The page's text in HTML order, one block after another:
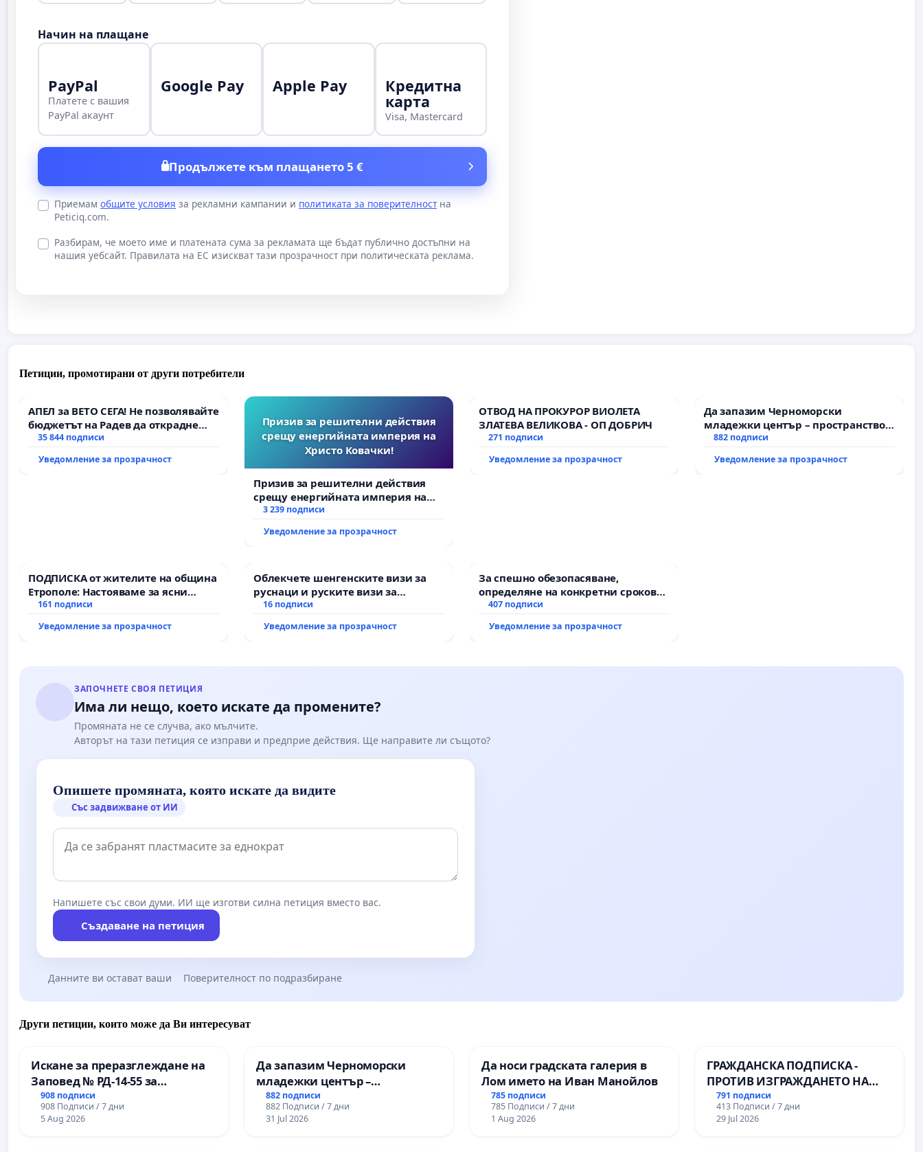
Начин на плащане
PayPal
Платете с вашия
PayPal акаунт
Google Pay Apple Pay Кредитна
карта
Visa, Mastercard
Продължете към плащането 5 €
Приемам общите условия за рекламни кампании и политиката за поверителностна
Peticiq.com.
Разбирам, че моето име и платената сума за рекламата ще бъдат публично достъпни на
нашия уебсайт. Правилата на ЕС изискват тази прозрачност при политическата реклама.
Петиции, промотирани от други потребители
АПЕЛ за ВЕТО СЕГА! Не позволявайте
бюджетът на Радев да открадне
парите и правата ни в тъмното
35 844 подписи
Уведомление за прозрачност
Призив за решителни действия
срещу енергийната империя на
Христо Ковачки!
Призив за решителни действия
срещу енергийната империя на
Христо Ковачки!
3 239 подписи
Уведомление за прозрачност
ОТВОД НА ПРОКУРОР ВИОЛЕТА
ЗЛАТЕВА ВЕЛИКОВА - ОП ДОБРИЧ
271 подписи
Уведомление за прозрачност
Да запазим Черноморски
младежки център – пространство
за младите на Варна
882 подписи
Уведомление за прозрачност
ПОДПИСКА от жителите на община
Етрополе: Настояваме за ясни
гаранции от “Елаците-МЕД” АД и от
всички екологични норми!
161 подписи
Уведомление за прозрачност
Облекчете шенгенските визи за
руснаци и руските визи за
българи
16 подписи
Уведомление за прозрачност
За спешно обезопасяване,
определяне на конкретни срокове
и извършване на цялостна
републиканския път между пътен
407 подписи
Уведомление за прозрачност
ЗАПОЧНЕТЕ СВОЯ ПЕТИЦИЯ
Има ли нещо, което искате да промените?
Промяната не се случва, ако мълчите.
Авторът на тази петиция се изправи и предприе действия. Ще направите ли същото?
Опишете промяната, която искате да видите
Със задвижване от ИИ
Напишете със свои думи. ИИ ще изготви силна петиция вместо вас.
Създаване на петиция
Данните ви остават ваши Поверителност по подразбиране
Други петиции, които може да Ви интересуват
Искане за преразглеждане на
Заповед № РД-14-55 за
вливането на
Професионалната гимназия по
промишлени технологии в
908 подписи
908 Подписи / 7 дни
5 Aug 2026
Да запазим Черноморски
младежки център –
пространство за младите на
Варна
882 подписи
882 Подписи / 7 дни
31 Jul 2026
Да носи градската галерия в
Лом името на Иван Манойлов
785 подписи
785 Подписи / 7 дни
1 Aug 2026
ГРАЖДАНСКА ПОДПИСКА -
ПРОТИВ ИЗГРАЖДАНЕТО НА
ВЪЖЕНА ЛИНИЯ (ЛИФТ) НА
ТЕРИТОРИЯТА НА ПРИРОДНА
ЗАБЕЛЕЖИТЕЛНОСТ „ХЪЛМ НА
791 подписи
413 Подписи / 7 дни
29 Jul 2026